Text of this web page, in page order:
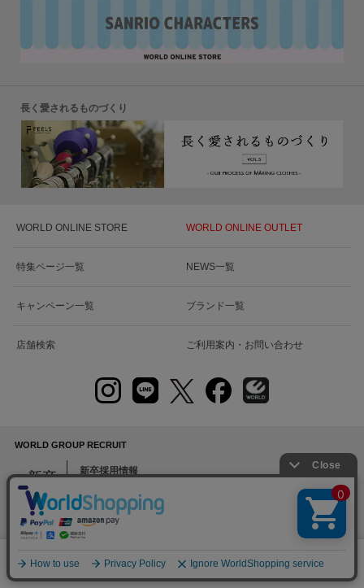
絞り込む
長く愛されるものづくり
WORLD ONLINE STORE WORLD ONLINE OUTLET
特集ページ一覧 NEWS一覧
キャンペーン一覧 ブランド一覧
店舗検索 ご利用案内・お問い合わせ
WORLD GROUP RECRUIT
新卒 新卒採用情報
中途
販売スタッフ募集
アルバイト・パート・正社員
MD・デザイナー・EC・PR・システム・バックオフィスなど